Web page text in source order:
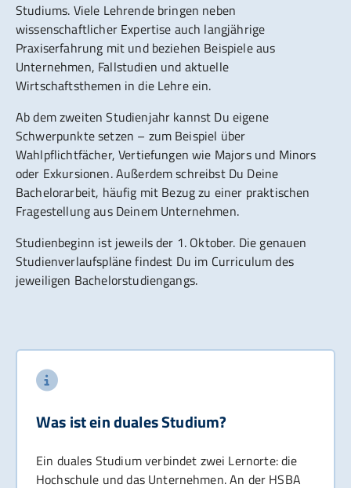
Studiums. Viele Lehrende bringen neben
wissenschaftlicher Expertise auch langjährige
Praxiserfahrung mit und beziehen Beispiele aus
Unternehmen, Fallstudien und aktuelle
Wirtschaftsthemen in die Lehre ein.
Ab dem zweiten Studienjahr kannst Du eigene
Schwerpunkte setzen – zum Beispiel über
Wahlpflichtfächer, Vertiefungen wie Majors und Minors
oder Exkursionen. Außerdem schreibst Du Deine
Bachelorarbeit, häufig mit Bezug zu einer praktischen
Fragestellung aus Deinem Unternehmen.
Studienbeginn ist jeweils der 1. Oktober. Die genauen
Studienverlaufspläne findest Du im Curriculum des
jeweiligen Bachelorstudiengangs.
Was ist ein duales Studium?
Ein duales Studium verbindet zwei Lernorte: die
Hochschule und das Unternehmen. An der HSBA